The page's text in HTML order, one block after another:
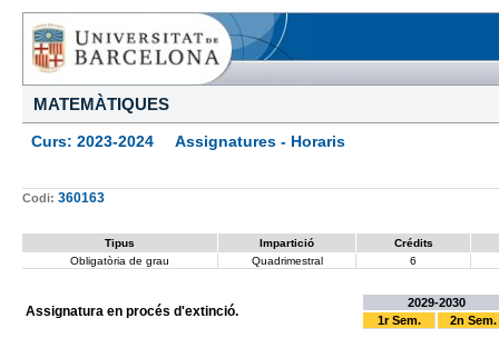
MATEMÀTIQUES
Curs: 2023-2024 Assignatures - Horaris
Codi: 360163
Tipus Impartició
Crédits
Obligatòria de grau
Quadrimestral 6
Assignatura en procés d'extinció.
2029-2030
1r Sem.
2n Sem.